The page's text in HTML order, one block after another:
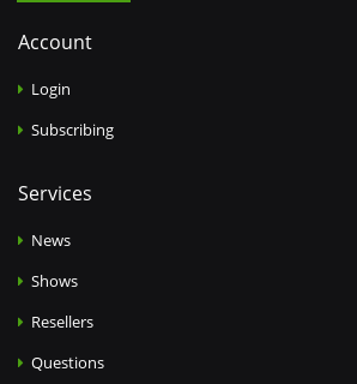
Account
Login
Subscribing
Services
News
Shows
Resellers
Questions